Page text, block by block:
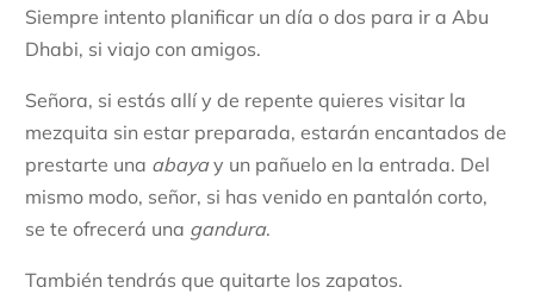
Siempre intento planificar un día o dos para ir a Abu
Dhabi, si viajo con amigos.
Señora, si estás allí y de repente quieres visitar la
mezquita sin estar preparada, estarán encantados de
prestarte una abayay un pañuelo en la entrada. Del
mismo modo, señor, si has venido en pantalón corto,
se te ofrecerá una gandura.
También tendrás que quitarte los zapatos.